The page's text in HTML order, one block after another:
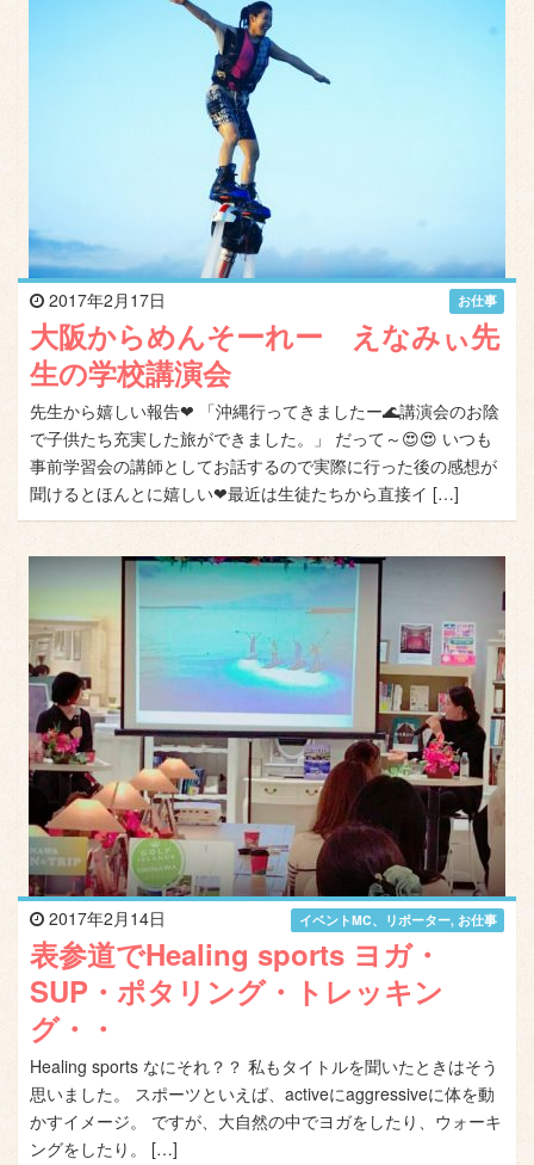
2017年2月17日 お仕事
大阪からめんそーれー えなみぃ先
生の学校講演会
先生から嬉しい報告❤ 「沖縄行ってきましたー🌊講演会のお陰
で子供たち充実した旅ができました。」 だって～😍😍 いつも
事前学習会の講師としてお話するので実際に行った後の感想が
聞けるとほんとに嬉しい❤最近は生徒たちから直接イ […]
2017年2月14日 イベントMC、リポーター, お仕事
表参道でHealing sports ヨガ・
SUP・ポタリング・トレッキン
グ・・
Healing sports なにそれ？？ 私もタイトルを聞いたときはそう
思いました。 スポーツといえば、activeにaggressiveに体を動
かすイメージ。 ですが、大自然の中でヨガをしたり、ウォーキ
ングをしたり。 […]